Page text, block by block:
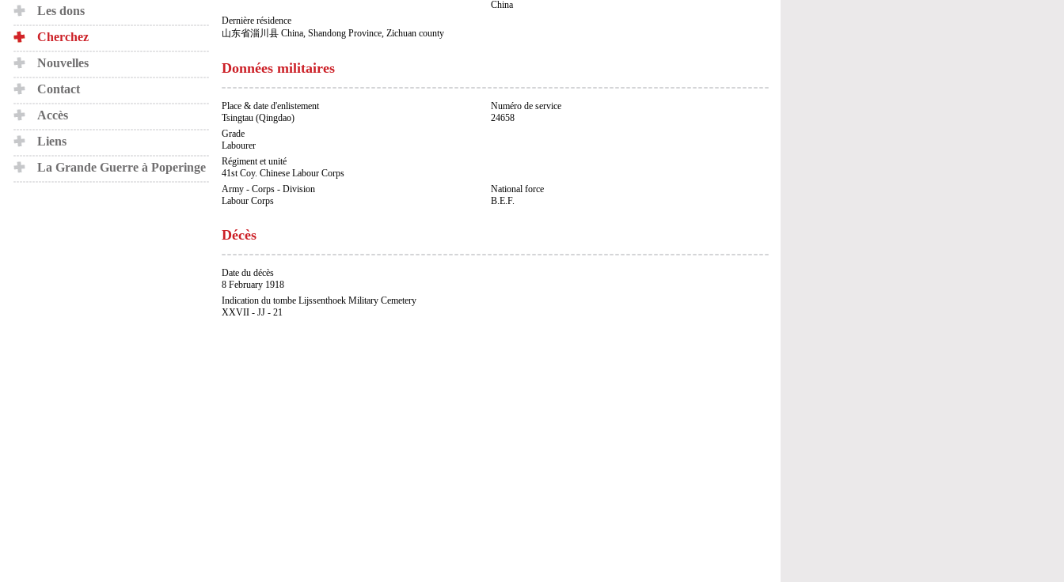
Les dons
Cherchez
Nouvelles
Contact
Accès
Liens
La Grande Guerre à Poperinge
China
Dernière résidence
山东省淄川县 China, Shandong Province, Zichuan county
Données militaires
Place & date d'enlistement
Tsingtau (Qingdao)
Numéro de service
24658
Grade
Labourer
Régiment et unité
41st Coy. Chinese Labour Corps
Army - Corps - Division
Labour Corps
National force
B.E.F.
Décès
Date du décès
8 February 1918
Indication du tombe Lijssenthoek Military Cemetery
XXVII - JJ - 21